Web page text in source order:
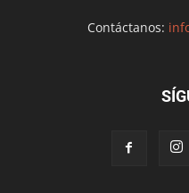
Contáctanos: